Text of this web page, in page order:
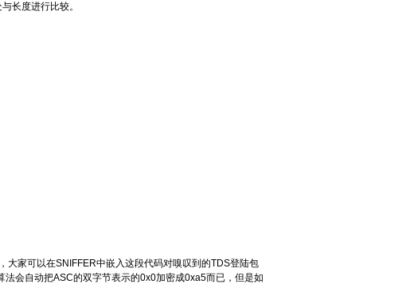
长度进行比较。
大家可以在SNIFFER中嵌入这段代码对嗅叹到的TDS登陆包
会自动把ASC的双字节表示的0x0加密成0xa5而已，但是如